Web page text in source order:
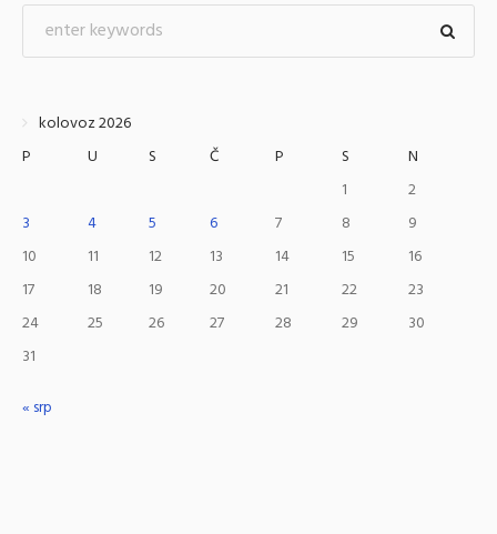
kolovoz 2026
P
U S Č P S
N
1
2
3
4 5 6 7 8
9
10
11 12 13 14 15
16
17
18 19 20 21 22
23
24
25 26 27 28 29
30
31
« srp